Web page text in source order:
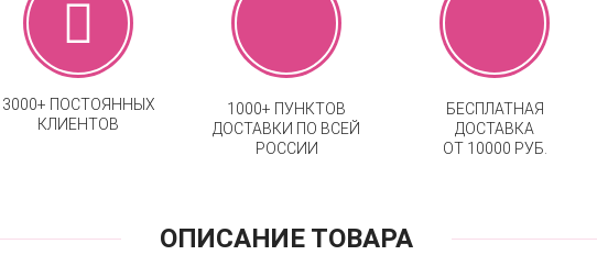
3000+ ПОСТОЯННЫХ
КЛИЕНТОВ
1000+ ПУНКТОВ
ДОСТАВКИ ПО ВСЕЙ
РОССИИ
БЕСПЛАТНАЯ
ДОСТАВКА
ОТ 10000 РУБ.
ОПИСАНИЕ ТОВАРА